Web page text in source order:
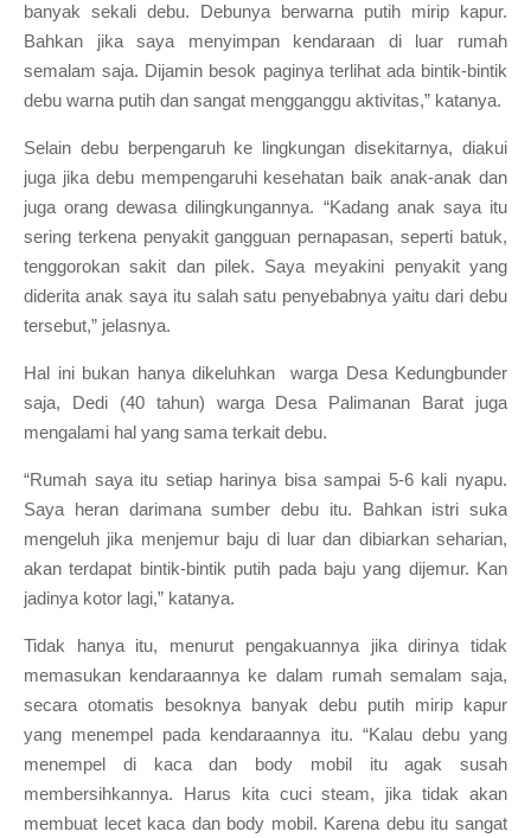
banyak sekali debu. Debunya berwarna putih mirip kapur.
Bahkan jika saya menyimpan kendaraan di luar rumah
semalam saja. Dijamin besok paginya terlihat ada bintik-bintik
debu warna putih dan sangat mengganggu aktivitas,” katanya.
Selain debu berpengaruh ke lingkungan disekitarnya, diakui
juga jika debu mempengaruhi kesehatan baik anak-anak dan
juga orang dewasa dilingkungannya. “Kadang anak saya itu
sering terkena penyakit gangguan pernapasan, seperti batuk,
tenggorokan sakit dan pilek. Saya meyakini penyakit yang
diderita anak saya itu salah satu penyebabnya yaitu dari debu
tersebut,” jelasnya.
Hal ini bukan hanya dikeluhkan warga Desa Kedungbunder
saja, Dedi (40 tahun) warga Desa Palimanan Barat juga
mengalami hal yang sama terkait debu.
“Rumah saya itu setiap harinya bisa sampai 5-6 kali nyapu.
Saya heran darimana sumber debu itu. Bahkan istri suka
mengeluh jika menjemur baju di luar dan dibiarkan seharian,
akan terdapat bintik-bintik putih pada baju yang dijemur. Kan
jadinya kotor lagi,” katanya.
Tidak hanya itu, menurut pengakuannya jika dirinya tidak
memasukan kendaraannya ke dalam rumah semalam saja,
secara otomatis besoknya banyak debu putih mirip kapur
yang menempel pada kendaraannya itu. “Kalau debu yang
menempel di kaca dan body mobil itu agak susah
membersihkannya. Harus kita cuci steam, jika tidak akan
membuat lecet kaca dan body mobil. Karena debu itu sangat